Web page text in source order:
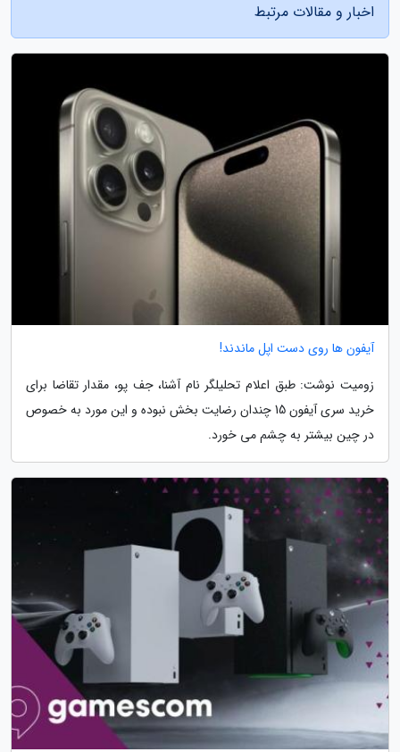
اخبار و مقالات مرتبط
آیفون ها روی دست اپل ماندند!
زومیت نوشت: طبق اعلام تحلیلگر نام آشنا، جف پو، مقدار تقاضا برای
خرید سری آیفون 15 چندان رضایت بخش نبوده و این مورد به خصوص
در چین بیشتر به چشم می خورد.